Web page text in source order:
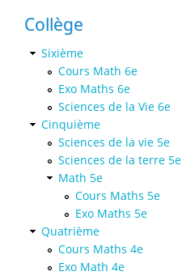
Collège
Sixième
Cours Math 6e
Exo Maths 6e
Sciences de la Vie 6e
Cinquième
Sciences de la vie 5e
Sciences de la terre 5e
Math 5e
Cours Maths 5e
Exo Maths 5e
Quatrième
Cours Maths 4e
Exo Math 4e